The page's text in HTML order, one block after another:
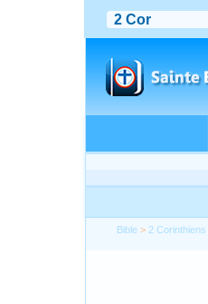
Bible > 2 Corinthiens